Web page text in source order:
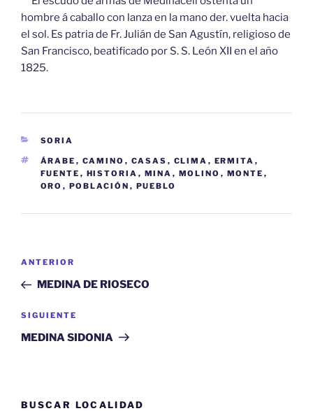
hombre á caballo con lanza en la mano der. vuelta hacia
el sol. Es patria de Fr. Julián de San Agustín, religioso de
San Francisco, beatificado por S. S. León XII en el año
1825.
CATEGORÍAS
SORIA
ETIQUETAS
ÁRABE , CAMINO , CASAS , CLIMA , ERMITA ,
FUENTE , HISTORIA , MINA , MOLINO , MONTE ,
ORO , POBLACIÓN , PUEBLO
Navegación
entradas
Entrada
anterior:
ANTERIOR
MEDINA DE RIOSECO
Siguiente
entrada
SIGUIENTE
MEDINA SIDONIA
BUSCAR LOCALIDAD